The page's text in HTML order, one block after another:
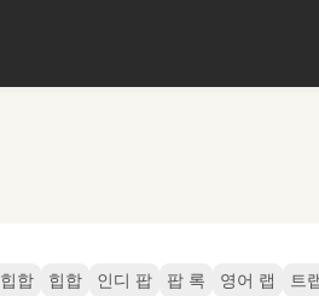
합 힙합 인디 팝 팝 록 영어 랩 트